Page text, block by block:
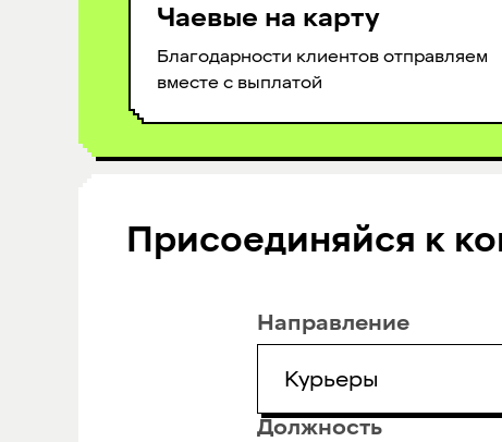
Чаевые на карту
Благодарности клиентов отправляем
вместе с выплатой
Присоединяйся к
Направление
Курьеры
Должность